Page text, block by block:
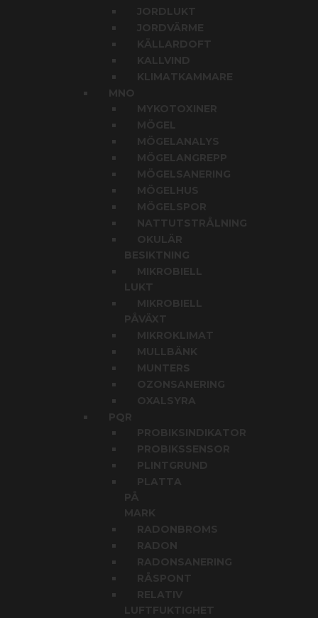
JORDLUKT
JORDVÄRME
KÄLLARDOFT
KALLVIND
KLIMATKAMMARE
MNO
MYKOTOXINER
MÖGEL
MÖGELANALYS
MÖGELANGREPP
MÖGELSANERING
MÖGELHUS
MÖGELSPOR
NATTUTSTRÅLNING
OKULÄR
BESIKTNING
MIKROBIELL
LUKT
MIKROBIELL
PÅVÄXT
MIKROKLIMAT
MULLBÄNK
MUNTERS
OZONSANERING
OXALSYRA
PQR
PROBIKSINDIKATOR
PROBIKSSENSOR
PLINTGRUND
PLATTA
PÅ
MARK
RADONBROMS
RADON
RADONSANERING
RÅSPONT
RELATIV
LUFTFUKTIGHET